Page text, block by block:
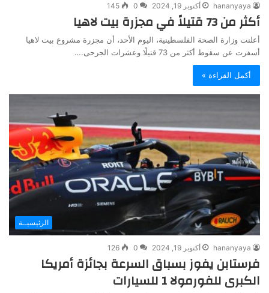
hananyaya أكتوبر 19, 2024 0
145
أكثر من 73 قتيلاً في مجزرة بيت لاهيا
أعلنت وزارة الصحة الفلسطينية، اليوم الأحد، أن مجزرة مشروع بيت لاهيا
أسفرت عن سقوط أكثر من 73 قتيلًا وعشرات الجرحى.…
أكمل القراءة »
الرئيسيــة
hananyaya أكتوبر 19, 2024 0
126
فرستابن يفوز بسباق السرعة بجائزة أمريكا
الكبرى للفورمولا 1 للسيارات